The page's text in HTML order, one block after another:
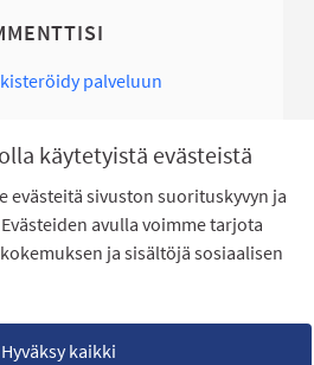
käytetyistä evästeistä
evästeitä sivuston suorituskyvyn ja
avulla voimme tarjota
ja sisältöjä sosiaalisen
Hyväksy kaikki
palveluun
Usein kysytyt kysymykset
Lataa avoimet datatiedostot